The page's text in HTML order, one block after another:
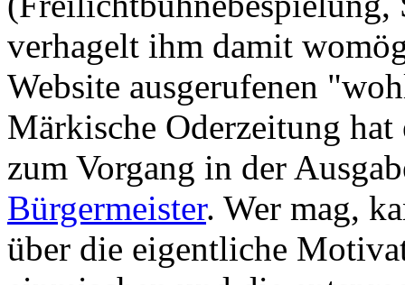
verhagelt ihm damit
Website ausgerufenen
Märkische Oderzeitung
zum Vorgang in der
Bürgermeister. Wer mag,
über die eigentliche